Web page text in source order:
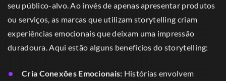
seu público-alvo. Ao invés de apenas apresentar produtos
ou serviços, as marcas que utilizam storytelling criam
experiências emocionais que deixam uma impressão
duradoura. Aqui estão alguns benefícios do storytelling:
Cria Conexões Emocionais: Histórias envolvem